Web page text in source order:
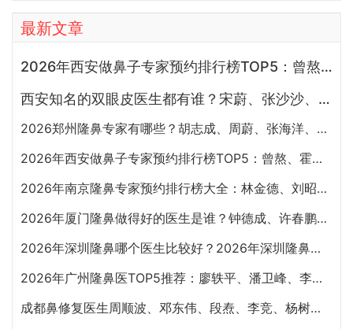
最新文章
2026年西安做鼻子专家预约排行榜TOP5：曾熬、霍玉旺、房志强、蒋立、刘宝军哪个更好？
西安知名的双眼皮医生都有谁？宋蔚、张沙沙、韩钰博、王璇、张文军谁做双眼皮更好？
2026郑州隆鼻专家有哪些？胡志成、周蔚、张海洋、王启立、张鹏、李冰谁做鼻子更好？
2026年西安做鼻子专家预约排行榜TOP5：曾熬、霍玉旺、房志强、蒋立、刘宝军哪个更好？
2026年南京隆鼻专家预约排行榜大全：林金德、刘昭政、刘涛、黄金龙、曹海峰谁隆鼻技术好？
2026年厦门隆鼻做得好的医生是谁？钟德成、许春鹏、韩飞、周璟、边大伟哪个好？
2026年深圳隆鼻哪个医生比较好？2026年深圳隆鼻专家前十名预约榜大全
2026年广州隆鼻医TOP5推荐：廖轶平、潘卫峰、李希军、佘高明、杨万忠
成都鼻修复医生周顺波、邓东伟、段焘、李竞、杨树楷、文杰、韩国栋哪个最好？